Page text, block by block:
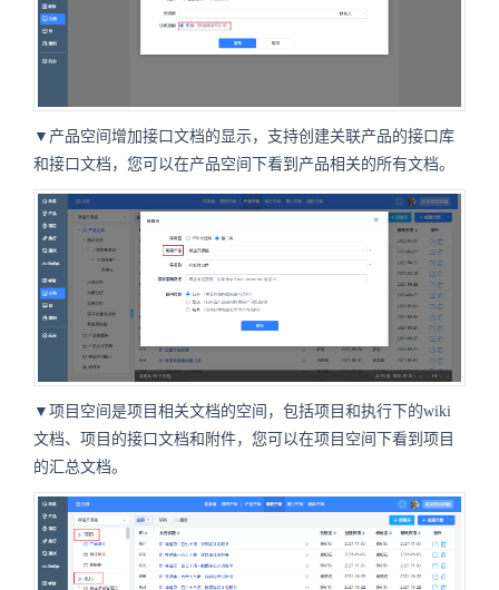
▼产品空间增加接口文档的显示，支持创建关联产品的接口库
和接口文档，您可以在产品空间下看到产品相关的所有文档。
▼项目空间是项目相关文档的空间，包括项目和执行下的wiki
文档、项目的接口文档和附件，您可以在项目空间下看到项目
的汇总文档。